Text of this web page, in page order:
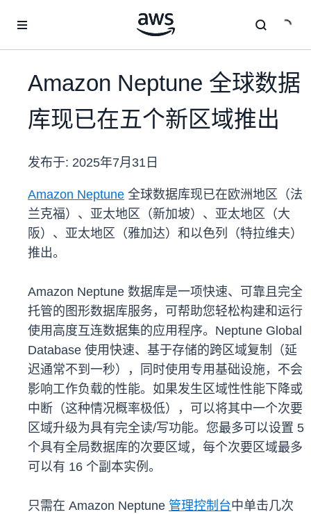
Amazon Neptune 全球数据
库现已在五个新区域推出
发布于: 2025年7月31日
Amazon Neptune 全球数据库现已在欧洲地区（法
兰克福）、亚太地区（新加坡）、亚太地区（大
阪）、亚太地区（雅加达）和以色列（特拉维夫）
推出。
Amazon Neptune 数据库是一项快速、可靠且完全
托管的图形数据库服务，可帮助您轻松构建和运行
使用高度互连数据集的应用程序。Neptune Global
Database 使用快速、基于存储的跨区域复制（延
迟通常不到一秒），同时使用专用基础设施，不会
影响工作负载的性能。如果发生区域性性能下降或
中断（这种情况概率极低），可以将其中一个次要
区域升级为具有完全读/写功能。您最多可以设置 5
个具有全局数据库的次要区域，每个次要区域最多
可以有 16 个副本实例。
只需在 Amazon Neptune 管理控制台中单击几次